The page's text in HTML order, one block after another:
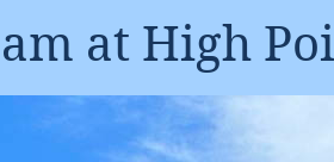
at High